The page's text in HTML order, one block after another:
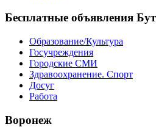
Бесплатные объявления
Образование/Культура
Госучреждения
Городские СМИ
Здравоохранение. Спорт
Досуг
Работа
Воронеж